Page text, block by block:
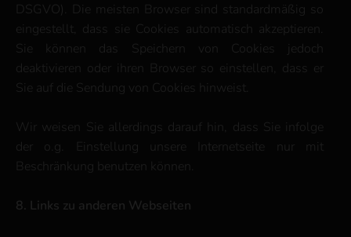
DSGVO). Die meisten Browser sind standardmäßig so
eingestellt, dass sie Cookies automatisch akzeptieren.
Sie können das Speichern von Cookies jedoch
deaktivieren oder ihren Browser so einstellen, dass er
Sie auf die Sendung von Cookies hinweist.
Wir weisen Sie allerdings darauf hin, dass Sie infolge
der o.g. Einstellung unsere Internetseite nur mit
Beschränkung benutzen können.
8. Links zu anderen Webseiten